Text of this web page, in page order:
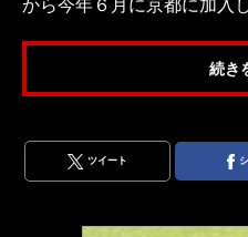
から今年６月に京都に加入
続き
ツイート